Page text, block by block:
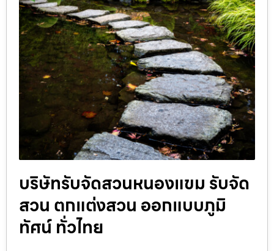
บริษัทรับจัดสวนหนองแขม รับจัด
สวน ตกแต่งสวน ออกแบบภูมิ
ทัศน์ ทั่วไทย